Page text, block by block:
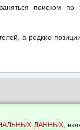
поиском
а редкие
ДАННЫХ,